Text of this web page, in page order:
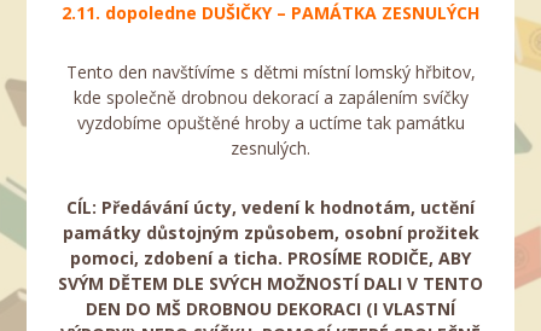
2.11. dopoledne DUŠIČKY – PAMÁTKA ZESNULÝCH
Tento den navštívíme s dětmi místní lomský hřbitov,
kde společně drobnou dekorací a zapálením svíčky
vyzdobíme opuštěné hroby a uctíme tak památku
zesnulých.
CÍL: Předávání úcty, vedení k hodnotám, uctění
památky důstojným způsobem, osobní prožitek
pomoci, zdobení a ticha. PROSÍME RODIČE, ABY
SVÝM DĚTEM DLE SVÝCH MOŽNOSTÍ DALI V TENTO
DEN DO MŠ DROBNOU DEKORACI (I VLASTNÍ